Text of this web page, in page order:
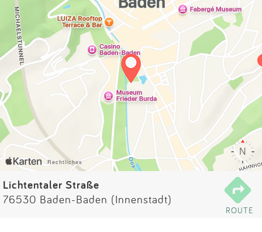
App
Blog
Partner
Kontakt
Impressum
Anmelden
Lichtentaler Straße
76530 Baden-Baden (Innenstadt)
ROUTE